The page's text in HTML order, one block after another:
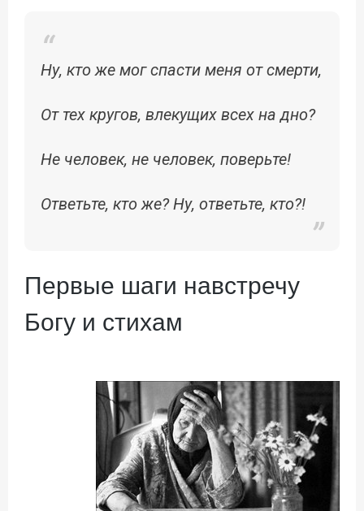
Ну, кто же мог спасти меня от смерти,
От тех кругов, влекущих всех на дно?
Не человек, не человек, поверьте!
Ответьте, кто же? Ну, ответьте, кто?!
Первые шаги навстречу
Богу и стихам